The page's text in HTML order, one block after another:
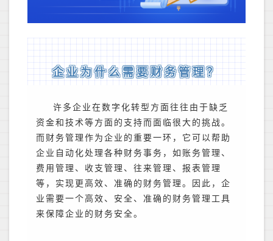
企业为什么需要财务管理？
许多企业在数字化转型方面往往由于缺乏
资金和技术等方面的支持而面临很大的挑战。
而财务管理作为企业的重要一环，它可以帮助
企业自动化处理各种财务事务，如账务管理、
费用管理、收支管理、往来管理、报表管理
等，实现更高效、准确的财务管理。因此，企
业需要一个高效、安全、准确的财务管理工具
来保障企业的财务安全。